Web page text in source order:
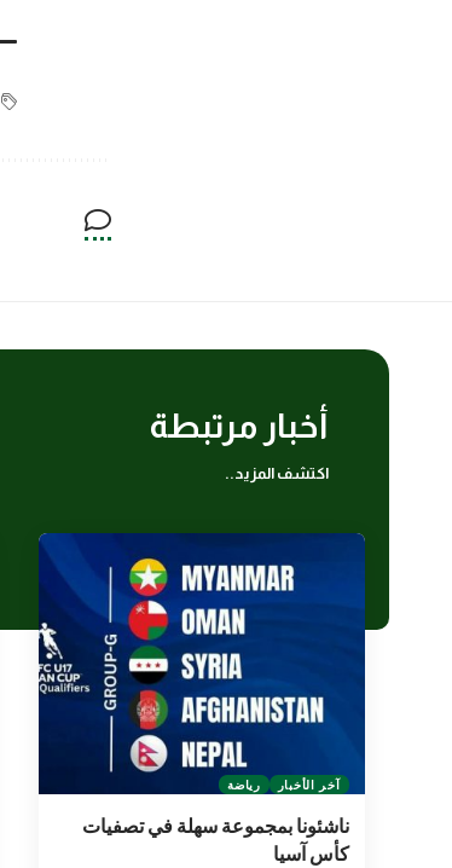
أخبار مرتبطة
اكتشف المزيد..
آخر الأخبار رياضة
ناشئونا بمجموعة سهلة في تصفيات
كأس آسيا